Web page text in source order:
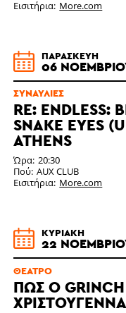
Εισιτήρια More.com
ΠΑΡΑΣΚΕΥΉ
06
ΣΥΝΑΥΛΊΕΣ
RE: ENDLESS:
SNAKE EYES
ATHENS
Ώρα 20:30
Πού AUX CLUB
Εισιτήρια More.com
ΚΥΡΙΑΚΉ
22
ΘΈΑΤΡΟ
ΠΩΣ Ο
ΧΡΙΣΤΟΎΓΕΝΝΑ